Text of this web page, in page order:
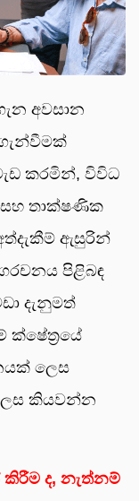
අවසාන
කරමින්, විවිධ
සහ තාක්ෂණික
ඇසුරින්
පිළිබඳ
දැනුමත්
ලෙස
කියවන්න
ද, නැත්නම්